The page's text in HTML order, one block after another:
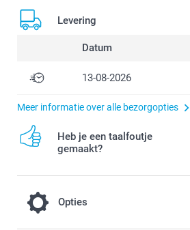
Levering
Datum
13-08-2026
Meer informatie over alle bezorgopties
Heb je een taalfoutje
gemaakt?
Opties